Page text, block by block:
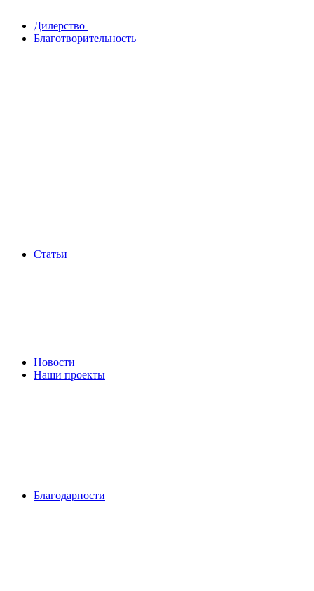
Дилерство
Благотворительность
Статьи
Новости
Наши проекты
Благодарности